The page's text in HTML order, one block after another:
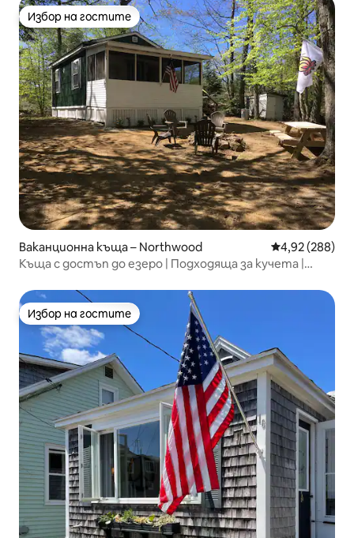
Избор на гостите
Избор на гостите
Ваканционна къща – Northwood Средна
4,92 (288)
Къща с достъп до езеро | Подходяща за кучета |
Избор на гостите
Избор на гостите